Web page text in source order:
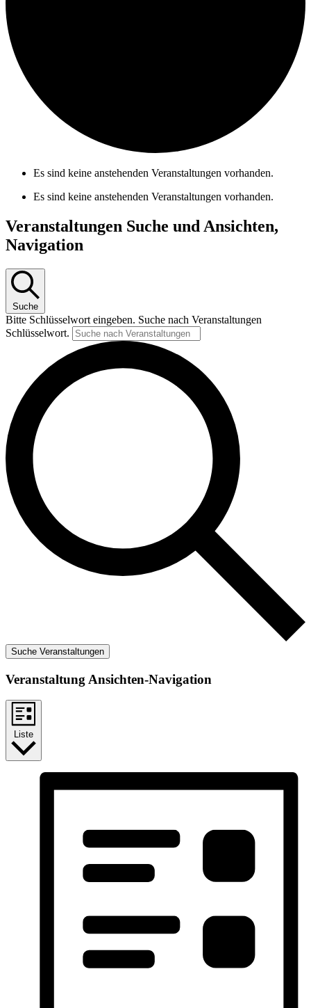
Es sind keine anstehenden Veranstaltungen vorhanden.
Es sind keine anstehenden Veranstaltungen vorhanden.
Veranstaltungen Suche und Ansichten,
Navigation
Suche
Bitte Schlüsselwort eingeben. Suche nach Veranstaltungen
Schlüsselwort.
Suche Veranstaltungen
Veranstaltung Ansichten-Navigation
Liste